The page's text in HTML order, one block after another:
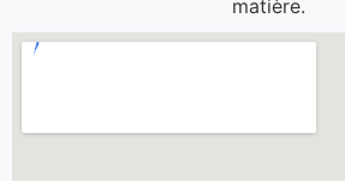
matière.